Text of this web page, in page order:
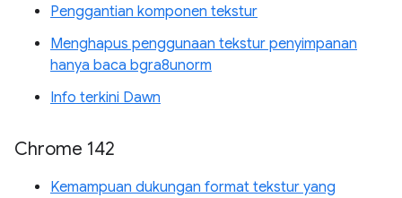
Penggantian komponen tekstur
Menghapus penggunaan tekstur penyimpanan
hanya baca bgra8unorm
Info terkini Dawn
Chrome 142
Kemampuan dukungan format tekstur yang